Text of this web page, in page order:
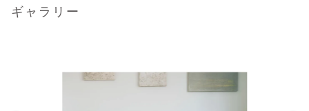
ギャラリー